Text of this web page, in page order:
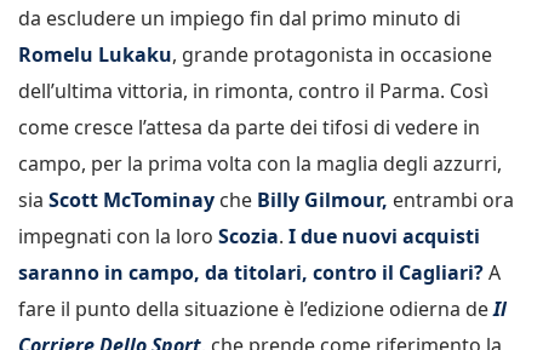
da escludere un impiego fin dal primo minuto di
Romelu Lukaku, grande protagonista in occasione
dell’ultima vittoria, in rimonta, contro il Parma. Così
come cresce l’attesa da parte dei tifosi di vedere in
campo, per la prima volta con la maglia degli azzurri,
sia Scott McTominay che Billy Gilmour, entrambi ora
impegnati con la loro Scozia. I due nuovi acquisti
saranno in campo, da titolari, contro il Cagliari?A
fare il punto della situazione è l’edizione odierna deIl